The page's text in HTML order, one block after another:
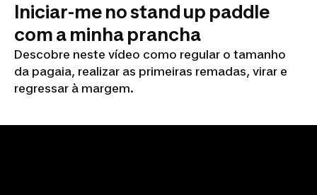
Iniciar-me no stand up paddle
com a minha prancha
Descobre neste vídeo como regular o tamanho
da pagaia, realizar as primeiras remadas, virar e
regressar à margem.